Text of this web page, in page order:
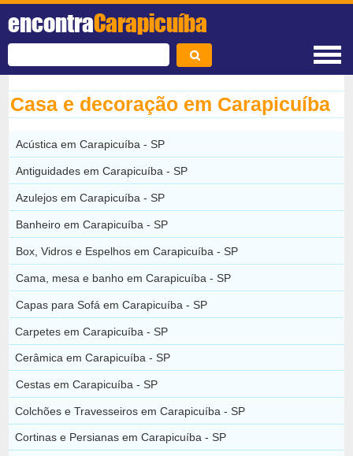
encontraCarapicuíba
Casa e decoração em Carapicuíba
Acústica em Carapicuíba - SP
Antiguidades em Carapicuíba - SP
Azulejos em Carapicuíba - SP
Banheiro em Carapicuíba - SP
Box, Vidros e Espelhos em Carapicuíba - SP
Cama, mesa e banho em Carapicuíba - SP
Capas para Sofá em Carapicuíba - SP
Carpetes em Carapicuíba - SP
Cerâmica em Carapicuíba - SP
Cestas em Carapicuíba - SP
Colchões e Travesseiros em Carapicuíba - SP
Cortinas e Persianas em Carapicuíba - SP